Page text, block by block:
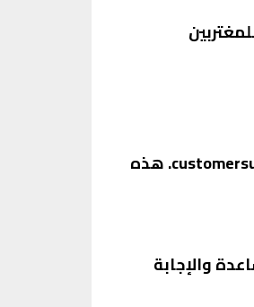
هذا الرقم يتيح للمغتربين
. هذه
والإجابة